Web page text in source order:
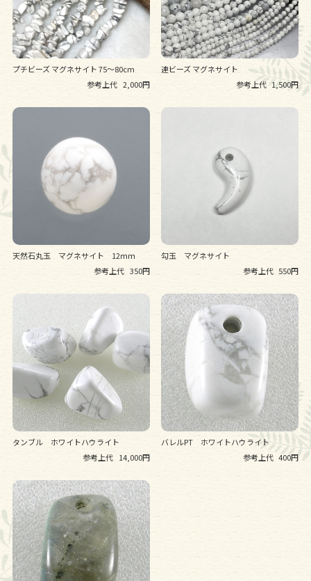
プチビーズ マグネサイト 75～80cm
参考上代 2,000円
連ビーズ マグネサイト
参考上代 1,500円
天然石丸玉 マグネサイト 12ｍｍ
参考上代 350円
勾玉 マグネサイト
参考上代 550円
タンブル ホワイトハウライト
参考上代 14,000円
バレルPT ホワイトハウライト
参考上代 400円